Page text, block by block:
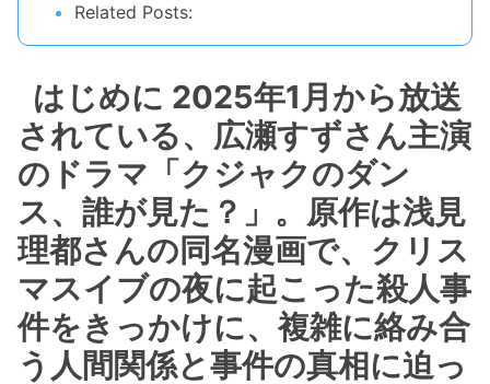
Related Posts:
はじめに 2025年1月から放送
されている、広瀬すずさん主演
のドラマ「クジャクのダン
ス、誰が見た？」。原作は浅見
理都さんの同名漫画で、クリス
マスイブの夜に起こった殺人事
件をきっかけに、複雑に絡み合
う人間関係と事件の真相に迫っ